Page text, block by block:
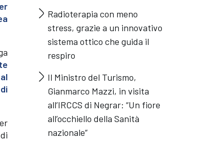
Radioterapia con meno
stress, grazie a un innovativo
sistema ottico che guida il
respiro
Il Ministro del Turismo,
Gianmarco Mazzi, in visita
all’IRCCS di Negrar: “Un fiore
all’occhiello della Sanità
nazionale”